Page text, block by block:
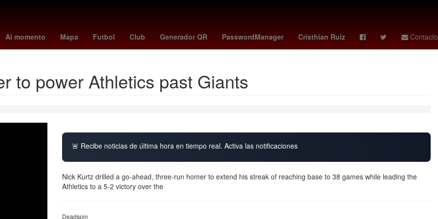
Al momento Mapa Futbol Club Generador QR PasswordManager Cristhian Ruiz Contacto
ley de amparo claudia sheinbaum mariners vs dodgers toluca vs santos Germán Berterame Rogelio Funes Mori mexico vs
to power Athletics past Giants
🚨 Recibe noticias de última hora en tiempo real. Activa las notificaciones
Nick Kurtz drilled a go-ahead, three-run homer to extend his streak of reaching base to 38 games while leading the
Athletics to a 5-2 victory over the
Deadspin